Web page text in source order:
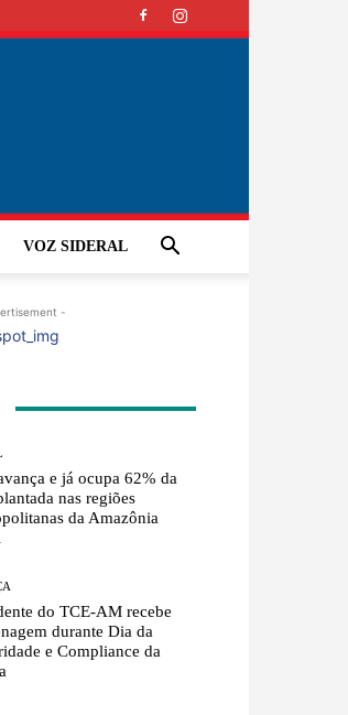
VOZ SIDERAL
-
e já ocupa 62% da
nas regiões
da Amazônia
do TCE-AM recebe
durante Dia da
e Compliance da